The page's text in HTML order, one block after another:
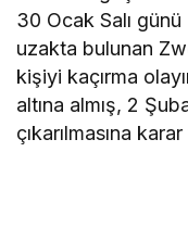
30 Ocak Salı
uzakta bulunan
kişiyi kaçırma
altına almış, 2
çıkarılmasına